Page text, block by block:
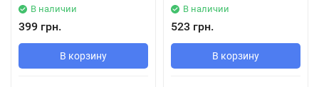
В наличии
399 грн.
В корзину
В наличии
523 грн.
В корзину